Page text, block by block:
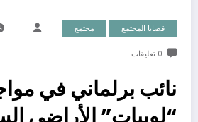
قضايا المجتمع مجتمع
0 تعليقات
نائب برلماني في